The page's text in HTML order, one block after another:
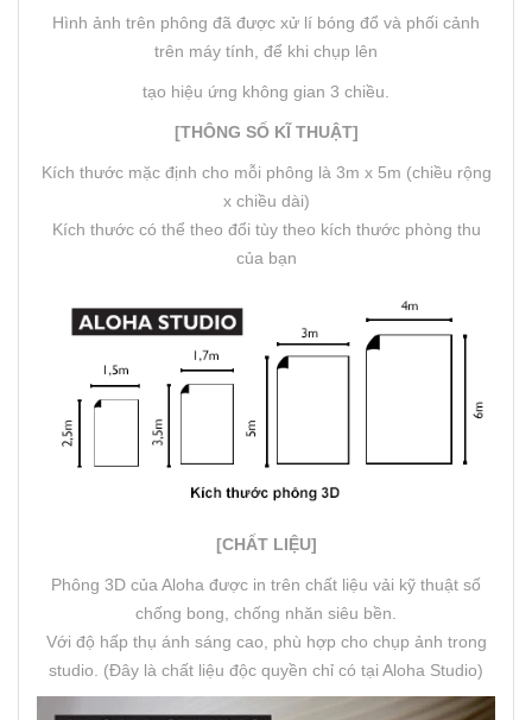
Hình ảnh trên phông đã được xử lí bóng đổ và phối cảnh
trên máy tính, để khi chụp lên
tạo hiệu ứng không gian 3 chiều.
[THÔNG SỐ KĨ THUẬT]
Kích thước mặc định cho mỗi phông là 3m x 5m (chiều rộng
x chiều dài)
Kích thước có thể theo đổi tùy theo kích thước phòng thu
của bạn
[CHẤT LIỆU]
Phông 3D của Aloha được in trên chất liệu vải kỹ thuật số
chống bong, chống nhăn siêu bền.
Với độ hấp thụ ánh sáng cao, phù hợp cho chụp ảnh trong
studio. (Đây là chất liệu độc quyền chỉ có tại Aloha Studio)